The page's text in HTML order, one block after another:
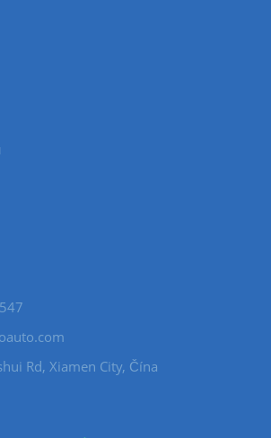
Rd, Xiamen City, Čína